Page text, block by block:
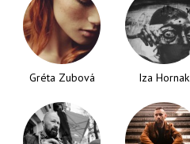
Gréta Zubová Iza Hornak